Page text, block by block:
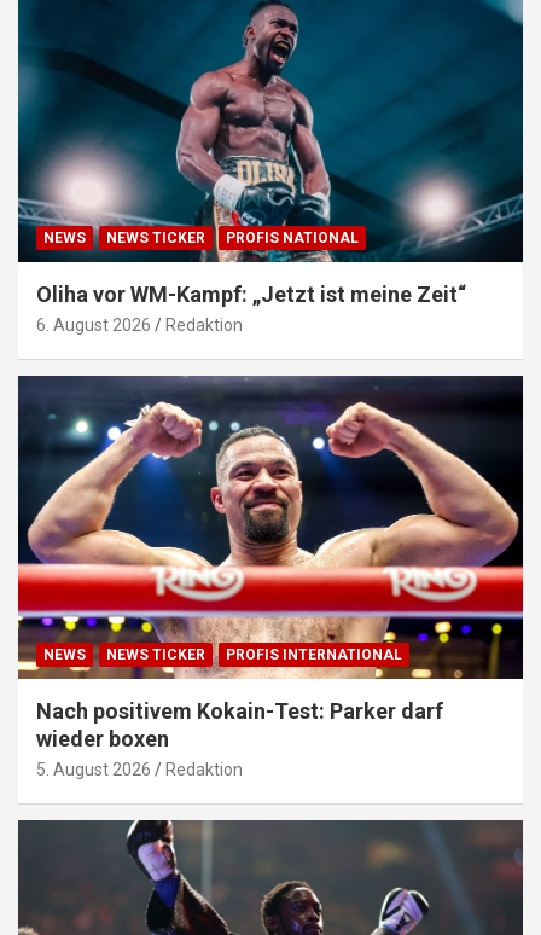
NEWS NEWS TICKER PROFIS NATIONAL
Oliha vor WM-Kampf: „Jetzt ist meine Zeit“
6. August 2026 Redaktion
NEWS NEWS TICKER PROFIS INTERNATIONAL
Nach positivem Kokain-Test: Parker darf
wieder boxen
5. August 2026 Redaktion